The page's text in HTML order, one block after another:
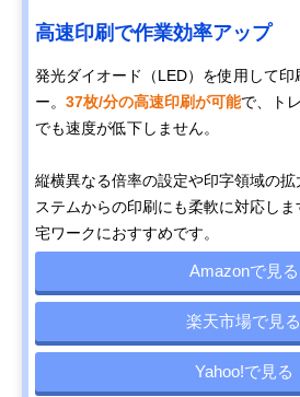
高速印刷で作業効率アップ
発光ダイオード（LED）を使用して印
ー。 37枚/分の高速印刷が可能で、ト
でも速度が低下しません。
縦横異なる倍率の設定や印字領域の
ステムからの印刷にも柔軟に対応し
宅ワークにおすすめです。
Amazonで見る
楽天市場で見る
Yahoo!で見る